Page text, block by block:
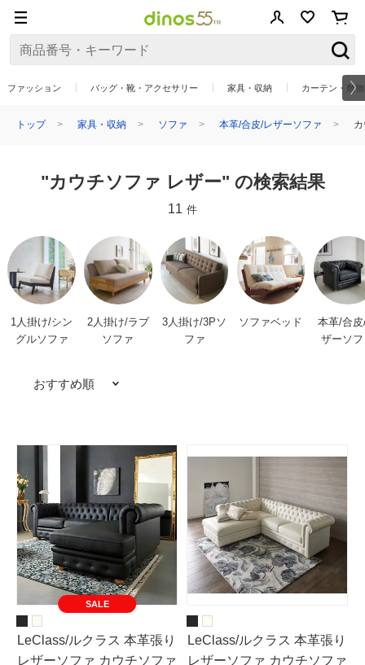
ファッション バッグ・靴・アクセサリー 家具・収納 カーテン・敷
トップ 家具・収納 ソファ 本革/合皮/レザーソファ
"カウチソファ レザー" の検索結果
11 件
1人掛け/シン
グルソファ
2人掛け/ラブ
ソファ
3人掛け/3Pソ
ファ
ソファベッド
本革/合
ザーソ
おすすめ順
SALE
LeClass/ルクラス 本革張り
レザーソファ カウチソファ
LeClass/ルクラス 本革張り
レザーソファ カウチソファ